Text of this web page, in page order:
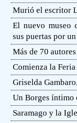
Murió el escritor
El nuevo museo
sus puertas por
Más de 70
Comienza la
Griselda
Un Borges íntimo
Saramago y la